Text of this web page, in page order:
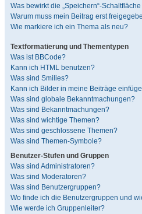
Was bewirkt die „Speichern“-
Warum muss mein Beitrag erst
Wie markiere ich ein Thema als neu?
Textformatierung und Thementypen
Was ist BBCode?
Kann ich HTML benutzen?
Was sind Smilies?
Kann ich Bilder in meine Beiträge
Was sind globale Bekanntmachungen?
Was sind Bekanntmachungen?
Was sind wichtige Themen?
Was sind geschlossene Themen?
Was sind Themen-Symbole?
Benutzer-Stufen und Gruppen
Was sind Administratoren?
Was sind Moderatoren?
Was sind Benutzergruppen?
Wo finde ich die Benutzergruppen und
Wie werde ich Gruppenleiter?